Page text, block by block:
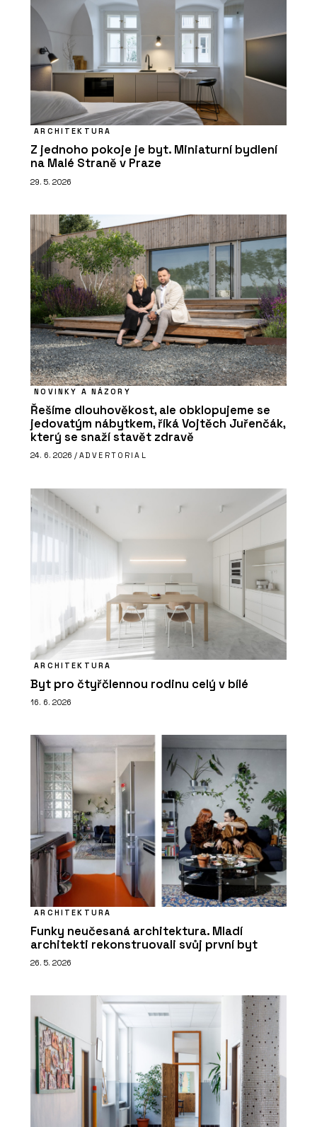
ARCHITEKTURA
Z jednoho pokoje je byt. Miniaturní bydlení
na Malé Straně v Praze
29. 5. 2026
NOVINKY A NÁZORY
Řešíme dlouhověkost, ale obklopujeme se
jedovatým nábytkem, říká Vojtěch Juřenčák,
který se snaží stavět zdravě
24. 6. 2026 / ADVERTORIAL
ARCHITEKTURA
Byt pro čtyřčlennou rodinu celý v bílé
16. 6. 2026
ARCHITEKTURA
Funky neučesaná architektura. Mladí
architekti rekonstruovali svůj první byt
26. 5. 2026